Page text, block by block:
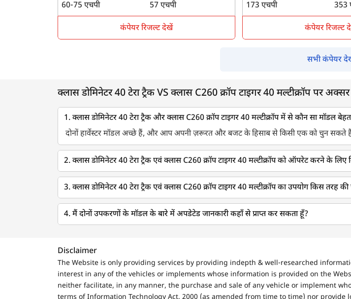
60-75 एचपी
57 एचपी
कंपेयर रिजल्ट देखें
173 एचपी
353
कंपेयर रिजल्ट
सभी कंपेयर
क्लास डोमिनेटर 40 टेरा ट्रैक VS क्लास C260 क्रॉप टाइगर 40 मल्टीक्रॉप पर
1. क्लास डोमिनेटर 40 टेरा ट्रैक और क्लास C260 क्रॉप टाइगर 40 मल्टीक्रॉप में से कौन सा मॉडल
दोनों हार्वेस्टर मॉडल अच्छे हैं, और आप अपनी ज़रूरत और बजट के हिसाब से किसी एक को चुन सकते
2. क्लास डोमिनेटर 40 टेरा ट्रैक एवं क्लास C260 क्रॉप टाइगर 40 मल्टीक्रॉप को ऑपरेट करने के
3. क्लास डोमिनेटर 40 टेरा ट्रैक एवं क्लास C260 क्रॉप टाइगर 40 मल्टीक्रॉप का उपयोग किस तरह
4. मैं दोनों उपकरणों के मॉडल के बारे में अपडेटेड जानकारी कहाँ से प्राप्त कर सकता हूँ?
Disclaimer
The Website is only providing services by providing indepth & well-researched
interest in any of the vehicles or implements whose information is provided on the
neither facilitate, in any manner, the purchase and sale of any vehicle or implement